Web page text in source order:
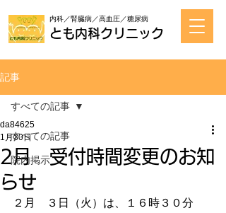
内科／腎臓病／高血圧／糖尿病
とも内科クリニック
記事
すべての記事
院内掲示
すべての記事
2月 受付時間変更のお知
らせ
da84625
1月30日
２月　３日（火）は、１６時３０分